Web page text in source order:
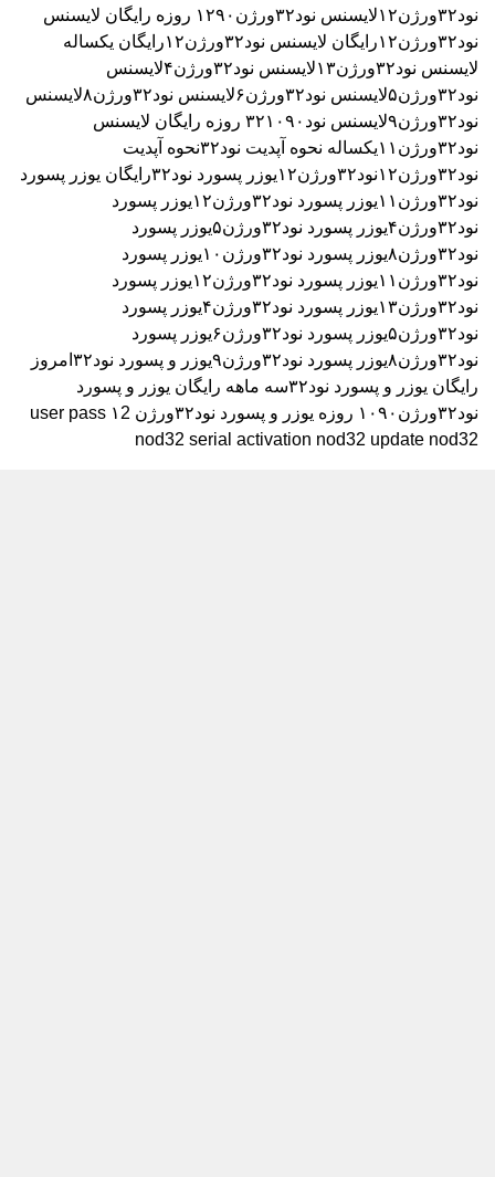
نود۳۲ورژن۱۲
لایسنس نود۳۲ورژن۱۲۹۰ روزه رایگان
لایسنس
نود۳۲ورژن۱۲رایگان
لایسنس نود۳۲ورژن۱۲رایگان یکساله
لایسنس نود۳۲ورژن۱۳
لایسنس نود۳۲ورژن۴
لایسنس
نود۳۲ورژن۵
لایسنس نود۳۲ورژن۶ لایسنس نود۳۲ورژن۸
لایسنس
نود۳۲ورژن۹
لایسنس نود۳۲۱۰۹۰ روزه رایگان
لایسنس
نود۳۲ورژن۱۱یکساله
نحوه آپدیت نود۳۲
نحوه آپدیت
نود۳۲ورژن۱۲
نود۳۲ورژن۱۲ یوزر پسورد نود۳۲رایگان
یوزر پسورد
نود۳۲ورژن۱۱
یوزر پسورد نود۳۲ورژن۱۲
یوزر پسورد
نود۳۲ورژن۴
یوزر پسورد نود۳۲ورژن۵
یوزر پسورد
نود۳۲ورژن۸
یوزر پسورد نود۳۲ورژن۱۰
یوزر پسورد
نود۳۲ورژن۱۱
یوزر پسورد نود۳۲ورژن۱۲
یوزر پسورد
نود۳۲ورژن۱۳
یوزر پسورد نود۳۲ورژن۴
یوزر پسورد
نود۳۲ورژن۵
یوزر پسورد نود۳۲ورژن۶
یوزر پسورد
نود۳۲ورژن۸
یوزر پسورد نود۳۲ورژن۹
یوزر و پسورد نود۳۲امروز
رایگان یوزر و پسورد نود۳۲سه ماهه رایگان
یوزر و پسورد
نود۳۲ورژن۱۰۹۰ روزه
یوزر و پسورد نود۳۲ورژن ۱2
user pass
nod32 serial activation nod32 update nod32